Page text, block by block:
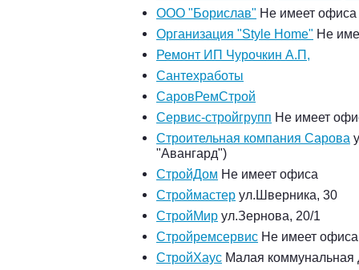
ООО "Борислав" Не имеет офиса
Организация "Style Home" Не
Ремонт ИП Чурочкин А.П,
Сантехработы
СаровРемСтрой
Сервис-стройгрупп Не имеет
Строительная компания Сарова
"Авангард")
СтройДом Не имеет офиса
Строймастер ул.Шверника, 30
СтройМир ул.Зернова, 20/1
Стройремсервис Не имеет офиса
СтройХаус Малая коммунальная